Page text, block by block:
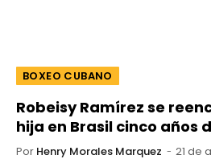
BOXEO CUBANO
Robeisy Ramírez se
hija en Brasil cinco años
Por Henry Morales Marquez 21 de